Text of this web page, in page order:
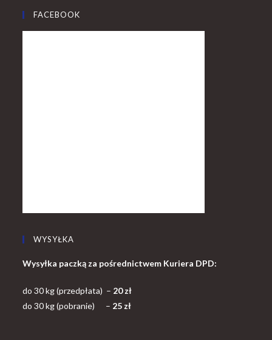
FACEBOOK
WYSYŁKA
Wysyłka paczką za pośrednictwem Kuriera DPD:
do 30 kg (przedpłata) – 20 zł
do 30 kg (pobranie) – 25 zł